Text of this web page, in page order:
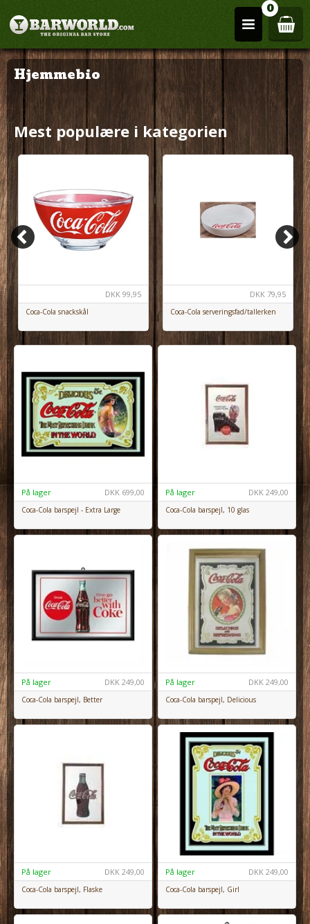
0
Hjemmebio
Mest populære i kategorien
DKK 99,95
Coca-Cola snackskål
DKK 79,95
Coca-Cola serveringsfad/tallerken
DKK 699,00
På lager
Coca-Cola barspejl - Extra Large
DKK 249,00
På lager
Coca-Cola barspejl, 10 glas
DKK 249,00
På lager
Coca-Cola barspejl, Better
DKK 249,00
På lager
Coca-Cola barspejl, Delicious
DKK 249,00
På lager
Coca-Cola barspejl, Flaske
DKK 249,00
På lager
Coca-Cola barspejl, Girl